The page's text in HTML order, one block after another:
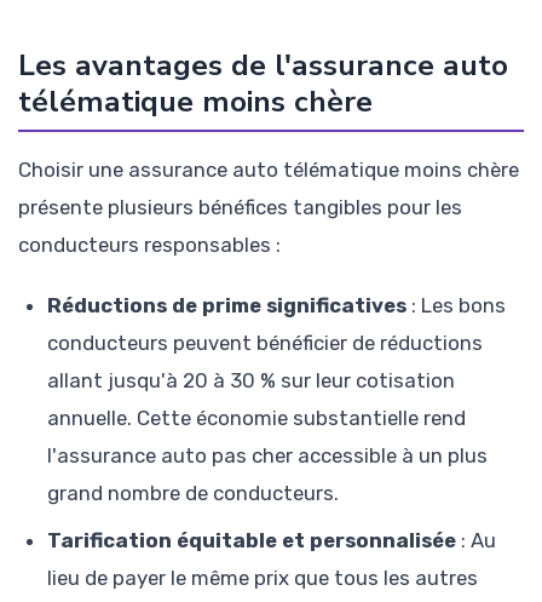
Les avantages de l'assurance auto
télématique moins chère
Choisir une assurance auto télématique moins chère
présente plusieurs bénéfices tangibles pour les
conducteurs responsables :
Réductions de prime significatives : Les bons
conducteurs peuvent bénéficier de réductions
allant jusqu'à 20 à 30 % sur leur cotisation
annuelle. Cette économie substantielle rend
l'assurance auto pas cher accessible à un plus
grand nombre de conducteurs.
Tarification équitable et personnalisée : Au
lieu de payer le même prix que tous les autres